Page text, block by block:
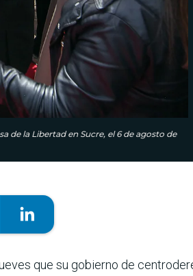
de la Libertad en Sucre, el 6 de agosto de
que su gobierno de